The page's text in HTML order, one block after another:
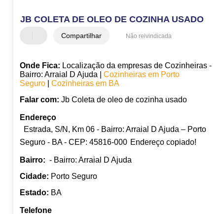
JB COLETA DE OLEO DE COZINHA USADO
Compartilhar Não reivindicada
Onde Fica: Localização da empresas de Cozinheiras -
Bairro: Arraial D Ajuda | Cozinheiras em Porto
Seguro| Cozinheiras em BA
Falar com: Jb Coleta de oleo de cozinha usado
Endereço
Estrada, S/N, Km 06 - Bairro: Arraial D Ajuda – Porto
Seguro - BA - CEP: 45816-000 Endereço copiado!
Bairro: - Bairro: Arraial D Ajuda
Cidade: Porto Seguro
Estado: BA
Telefone